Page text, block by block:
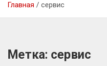
Главная сервис
Метка: сервис